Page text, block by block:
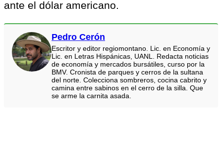
ante el dólar americano.
Pedro Cerón
Escritor y editor regiomontano. Lic. en Economía y
Lic. en Letras Hispánicas, UANL. Redacta noticias
de economía y mercados bursátiles, curso por la
BMV. Cronista de parques y cerros de la sultana
del norte. Colecciona sombreros, cocina cabrito y
camina entre sabinos en el cerro de la silla. Que
se arme la carnita asada.